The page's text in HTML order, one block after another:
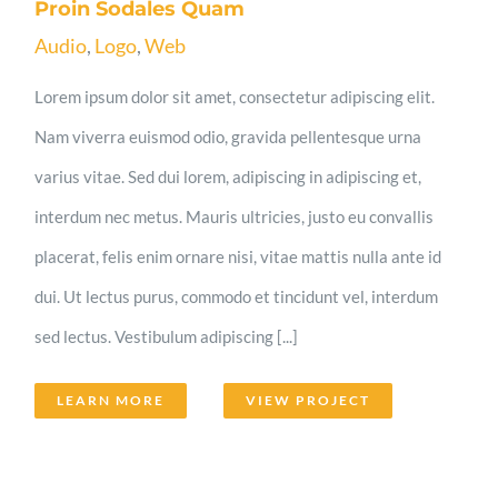
Proin Sodales Quam
Audio, Logo,Web
Lorem ipsum dolor sit amet, consectetur adipiscing elit.
Nam viverra euismod odio, gravida pellentesque urna
varius vitae. Sed dui lorem, adipiscing in adipiscing et,
interdum nec metus. Mauris ultricies, justo eu convallis
placerat, felis enim ornare nisi, vitae mattis nulla ante id
dui. Ut lectus purus, commodo et tincidunt vel, interdum
sed lectus. Vestibulum adipiscing [...]
LEARN MORE VIEW PROJECT